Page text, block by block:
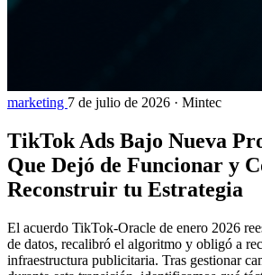
marketing 7 de julio de 2026 · Mintec
TikTok Ads Bajo Nueva
Que Dejó de Funcionar y
Reconstruir tu Estrategia
El acuerdo TikTok-Oracle de enero 2026
de datos, recalibró el algoritmo y obligó a
infraestructura publicitaria. Tras gestionar